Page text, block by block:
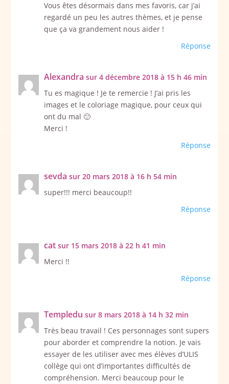
Vous êtes désormais dans mes favoris, car j’ai
regardé un peu les autres thèmes, et je pense
que ça va grandement nous aider !
Réponse
Alexandra sur 4 décembre 2018 à 15 h 46 min
Tu es magique ! Je te remercie ! J’ai pris les
images et le coloriage magique, pour ceux qui
ont du mal 🙂
Merci !
Réponse
sevda sur 20 mars 2018 à 16 h 54 min
super!!! merci beaucoup!!
Réponse
cat sur 15 mars 2018 à 22 h 41 min
Merci !!
Réponse
Templedu sur 8 mars 2018 à 14 h 32 min
Très beau travail ! Ces personnages sont supers
pour aborder et comprendre la notion. Je vais
essayer de les utiliser avec mes élèves d’ULIS
collège qui ont d’importantes difficultés de
compréhension. Merci beaucoup pour le